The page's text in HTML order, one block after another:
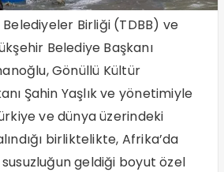
Belediyeler Birliği (TDBB) ve
Belediye Başkanı
Gönüllü Kültür
Şahin Yaşlık ve yönetimiyle
ve dünya üzerindeki
birliktelikte, Afrika’da
susuzluğun geldiği boyut özel